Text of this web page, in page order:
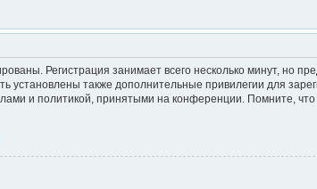
Регистрация занимает всего несколько минут, но
установлены также дополнительные привилегии для
и политикой, принятыми на конференции. Помните,